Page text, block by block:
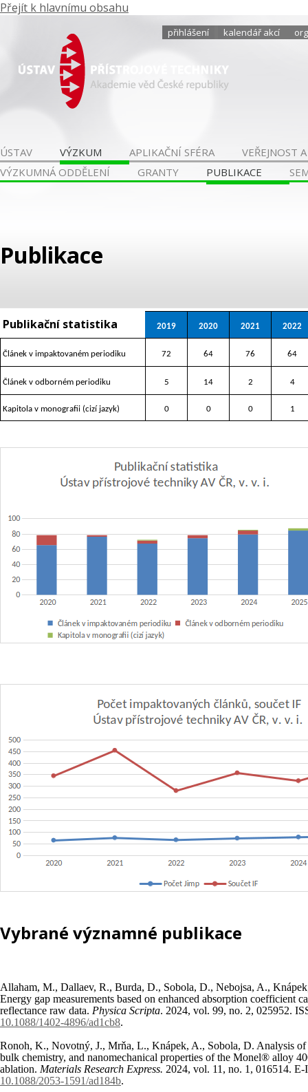
Přejít k hlavnímu obsahu
přihlášení kalendář akcí
ÚSTAV VÝZKUM APLIKAČNÍ SFÉRA
VEŘEJNOST
VÝZKUMNÁ ODDĚLENÍ
GRANTY PUBLIKACE
Publikace
Publikační statistika 2019 2020 2021 2022
Článek v impaktovaném periodiku 72 64 76 64
Článek v odborném periodiku 5 14 2 4
Kapitola v monografii (cizí jazyk) 0 0 0 1
Vybrané významné publikace
Allaham, M., Dallaev, R., Burda, D., Sobola, D., Nebojsa, A.,
Energy gap measurements based on enhanced absorption coefficient
reflectance raw data. Physica Scripta. 2024, vol. 99, no. 2, 025952.
10.1088/1402-4896/ad1cb8.
Ronoh, K., Novotný, J., Mrňa, L., Knápek, A., Sobola, D. Analysis of
bulk chemistry, and nanomechanical properties of the Monel® alloy
ablation. Materials Research Express. 2024, vol. 11, no. 1, 016514.
10.1088/2053-1591/ad184b.